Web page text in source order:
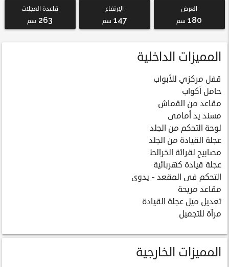
العرض
180 سم
الإرتفاع
147 سم
قاعدة العجلات
263 سم
المميزات الداخلية
قفل مركزي للأبواب
حامل أكواب
مقاعد من القماش
مسند يد أمامى
لوحة التحكم من الجلد
عجلة القيادة من الجلد
مصابيح لقرائة الخرائط
عجلة قيادة كهربائية
التحكم فى المقعد - يدوى
مقاعد مريحة
تعديل ميل عجلة القيادة
مرآة للتجميل
المميزات الخارجية